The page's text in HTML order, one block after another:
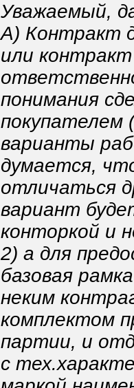
Уважаемый,
А) Контракт
или контракт
понимания
покупателем
варианты
думается,
отличаться
вариант
конторкой и
2) а для
базовая
неким
комплектом
партии, и
с